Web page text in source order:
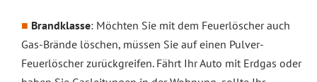
Brandklasse: Möchten Sie mit dem Feuerlöscher auch
Gas-Brände löschen, müssen Sie auf einen Pulver-
Feuerlöscher zurückgreifen. Fährt Ihr Auto mit Erdgas oder